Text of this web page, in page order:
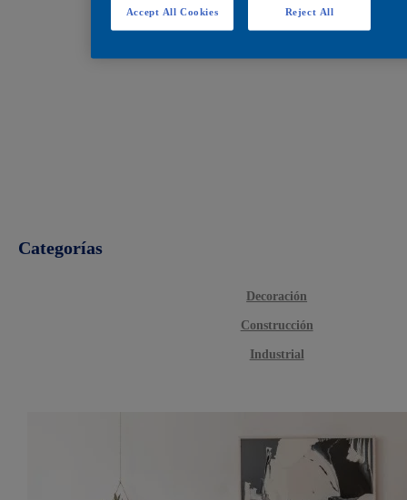
Categorías
Decoración
Construcción
Industrial
Reject All
Accept All Cookies